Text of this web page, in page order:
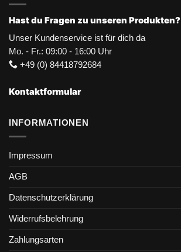
Hast du Fragen zu unseren Produkten?
Unser Kundenservice ist für dich da
Mo. - Fr.: 09:00 - 16:00 Uhr
+49 (0) 84418792684
Kontaktformular
INFORMATIONEN
Impressum
AGB
Datenschutzerklärung
Widerrufsbelehrung
Zahlungsarten